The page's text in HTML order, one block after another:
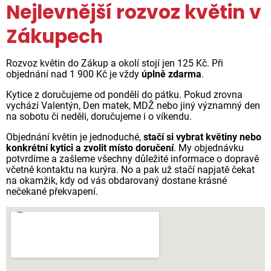
Nejlevnější rozvoz květin v
Zákupech
Rozvoz květin do Zákup a okolí stojí jen 125 Kč. Při
objednání nad 1 900 Kč je vždy úplně zdarma.
Kytice z doručujeme od pondělí do pátku. Pokud zrovna
vychází Valentýn, Den matek, MDŽ nebo jiný významný den
na sobotu či neděli, doručujeme i o víkendu.
Objednání květin je jednoduché, stačí si vybrat květiny nebo
konkrétní kytici a zvolit místo doručení. My objednávku
potvrdíme a zašleme všechny důležité informace o dopravě
včetně kontaktu na kurýra. No a pak už stačí napjatě čekat
na okamžik, kdy od vás obdarovaný dostane krásné
nečekané překvapení.